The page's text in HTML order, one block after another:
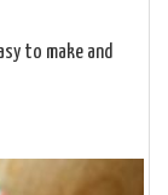
to make and